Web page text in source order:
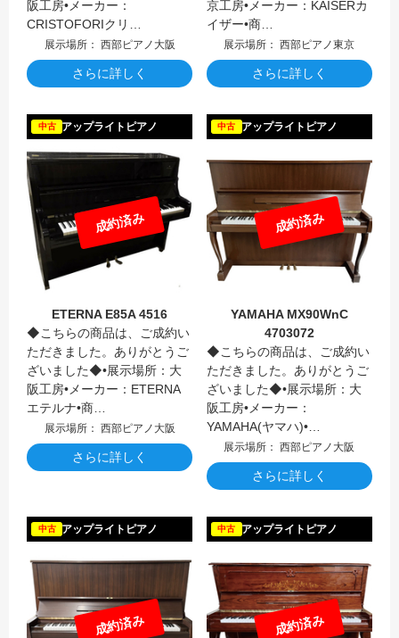
阪工房•メーカー：
CRISTOFORIクリ…
展示場所： 西部ピアノ大阪
さらに詳しく
京工房•メーカー：KAISERカ
イザー•商…
展示場所： 西部ピアノ東京
さらに詳しく
アップライトピアノ
中古
成約済み
ETERNA E85A 4516
◆こちらの商品は、ご成約い
ただきました。ありがとうご
ざいました◆•展示場所：大
阪工房•メーカー：ETERNA
エテルナ•商…
展示場所： 西部ピアノ大阪
さらに詳しく
アップライトピアノ
中古
成約済み
YAMAHA MX90WnC
4703072
◆こちらの商品は、ご成約い
ただきました。ありがとうご
ざいました◆•展示場所：大
阪工房•メーカー：
YAMAHA(ヤマハ)•…
展示場所： 西部ピアノ大阪
さらに詳しく
アップライトピアノ
中古
成約済み
アップライトピアノ
中古
成約済み